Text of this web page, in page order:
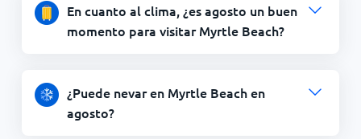
En cuanto al clima, ¿es agosto un buen
momento para visitar Myrtle Beach?
¿Puede nevar en Myrtle Beach en
agosto?